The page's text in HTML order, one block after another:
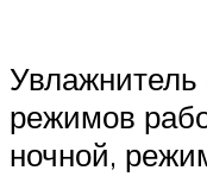
режимов
ночной,